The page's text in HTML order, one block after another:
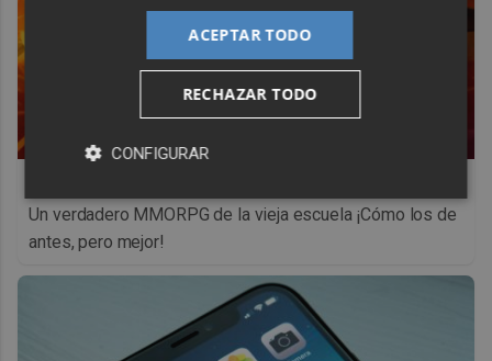
Un verdadero MMORPG de la vieja escuela ¡Cómo los de
antes, pero mejor!
ACEPTAR TODO
RECHAZAR TODO
CONFIGURAR